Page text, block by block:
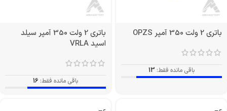
باتری 2 ولت 350 آمپر OPZS
باقی مانده فقط: 13
باتری 2 ولت 350 آمپر سیلد
اسید VRLA
باقی مانده فقط: 16